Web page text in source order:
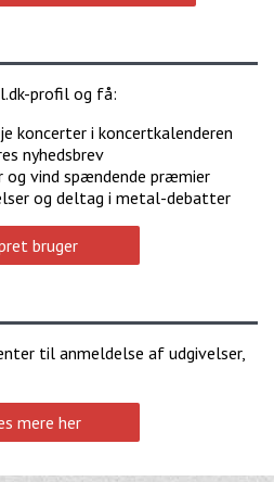
profil og få:
koncerter i koncertkalenderen
nyhedsbrev
og vind spændende præmier
og deltag i metal-debatter
bruger
til anmeldelse af udgivelser,
mere her